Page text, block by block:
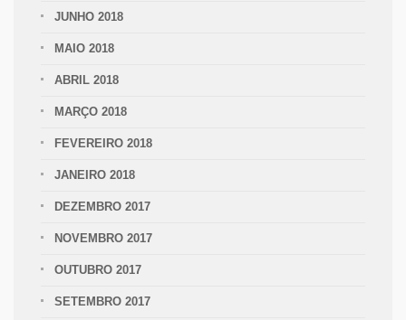
JUNHO 2018
MAIO 2018
ABRIL 2018
MARÇO 2018
FEVEREIRO 2018
JANEIRO 2018
DEZEMBRO 2017
NOVEMBRO 2017
OUTUBRO 2017
SETEMBRO 2017